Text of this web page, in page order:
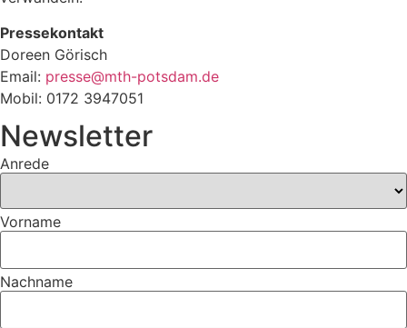
Pressekontakt
Doreen Görisch
Email: presse@mth-potsdam.de
Mobil: 0172 3947051
Newsletter
Anrede
Vorname
Nachname